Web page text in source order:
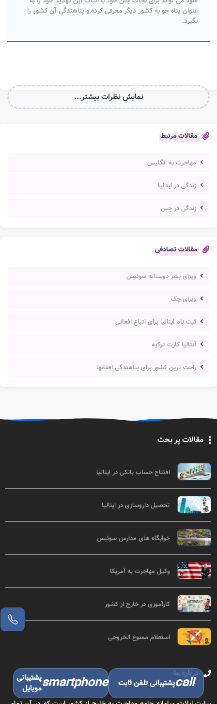
مقالات مرتبط
مهاجرت به انگلیس
زندگی در ایتالیا
زندگی در چین
مقالات تصادفی
ویزای بشر دوستانه سوئیس
ویزای چک
ثبت نام ایتالیا برای اتباع افغانی
آنتالیا کارت ترکیه
راحت ترین کشور برای پناهندگی افغانها
عنوان پناه جو به کشور دیگر معرفی کرده و پناهندگی آن کشور را
بگیرد.
نمایش نظرات بیشتر...
مقالات پر بحث
افتتاح حساب بانکی در ایتالیا
تحصیل داروسازی در ایتالیا
خوابگاه های مدارس سوئیس
وکیل مهاجرت به آمریکا
کارآموزی در خارج از کشور
استعلام ممنوع الخروجی
درباره ما
callپشتیبانی تلفن ثابت smartphoneپشتیبانی
موبایل